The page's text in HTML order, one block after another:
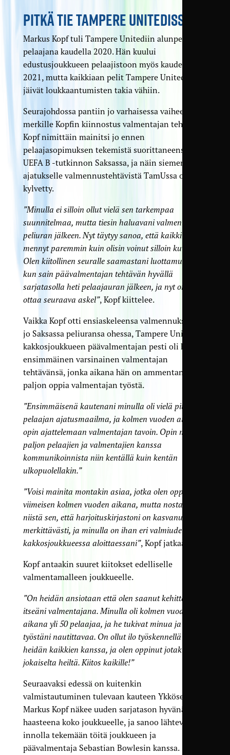
PITKÄ TIE TAMPERE UNITEDISSA
Markus Kopf tuli Tampere Unitediin alunperin
pelaajana kaudella 2020. Hän kuului
edustusjoukkueen pelaajistoon myös kaudella
2021, mutta kaikkiaan pelit Tampere Unitedissa
jäivät loukkaantumisten takia vähiin.
Seurajohdossa pantiin jo varhaisessa vaiheessa
merkille Kopfin kiinnostus valmentajan tehtäviin.
Kopf nimittäin mainitsi jo ennen
pelaajasopimuksen tekemistä suorittaneensa
UEFA B -tutkinnon Saksassa, ja näin siemen
ajatukselle valmennustehtävistä TamUssa oli
kylvetty.
”Minulla ei silloin ollut vielä sen tarkempaa
suunnitelmaa, mutta tiesin haluavani valmentaa
peliuran jälkeen. Nyt täytyy sanoa, että kaikki on
mennyt paremmin kuin olisin voinut silloin kuvitella.
Olen kiitollinen seuralle saamastani luottamuksesta,
kun sain päävalmentajan tehtävän hyvällä
sarjatasolla heti pelaajauran jälkeen, ja nyt on hyvä
ottaa seuraava askel”, Kopf kiittelee.
Vaikka Kopf otti ensiaskeleensa valmennukseen
jo Saksassa peliuransa ohessa, Tampere Unitedin
kakkosjoukkueen päävalmentajan pesti oli hänen
ensimmäinen varsinainen valmentajan
tehtävänsä, jonka aikana hän on ammentanut
paljon oppia valmentajan työstä.
”Ensimmäisenä kautenani minulla oli vielä pitkälti
pelaajan ajatusmaailma, ja kolmen vuoden aikana
opin ajattelemaan valmentajan tavoin. Opin myös
paljon pelaajien ja valmentajien kanssa
kommunikoinnista niin kentällä kuin kentän
ulkopuolellakin.”
”Voisi mainita montakin asiaa, jotka olen oppinut
viimeisen kolmen vuoden aikana, mutta nostan
niistä sen, että harjoituskirjastoni on kasvanut
merkittävästi, ja minulla on ihan eri valmiudet kuin
kakkosjoukkueessa aloittaessani”, Kopf jatkaa
Kopf antaakin suuret kiitokset edelliselle
valmentamalleen joukkueelle.
”On heidän ansiotaan että olen saanut kehittää
itseäni valmentajana. Minulla oli kolmen vuoden
aikana yli 50 pelaajaa, ja he tukivat minua ja tekivät
työstäni nautittavaa. On ollut ilo työskennellä
heidän kaikkien kanssa, ja olen oppinut jotakin ihan
jokaiselta heiltä. Kiitos kaikille!”
Seuraavaksi edessä on kuitenkin
valmistautuminen tulevaan kauteen Ykkösessä.
Markus Kopf näkee uuden sarjatason hyvänä
haasteena koko joukkueelle, ja sanoo lähtevänsä
innolla tekemään töitä joukkueen ja
päävalmentaja Sebastian Bowlesin kanssa.